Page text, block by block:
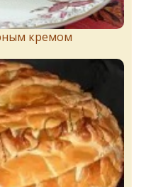
кремом